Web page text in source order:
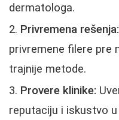
dermatologa.
Privremena rešenja:
privremene filere pre
trajnije metode.
Provere klinike:
reputaciju i iskustvo